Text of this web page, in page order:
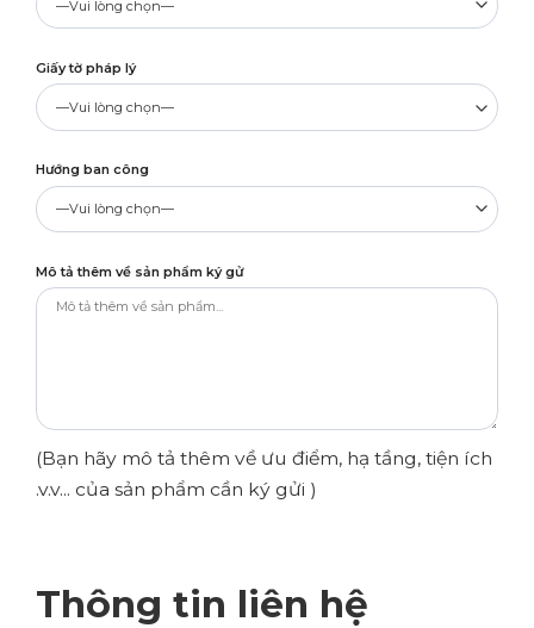
Giấy tờ pháp lý
Hướng ban công
Mô tả thêm về sản phẩm ký gử
(Bạn hãy mô tả thêm về ưu điểm, hạ tầng, tiện ích
.v.v... của sản phẩm cần ký gửi )
Thông tin liên hệ